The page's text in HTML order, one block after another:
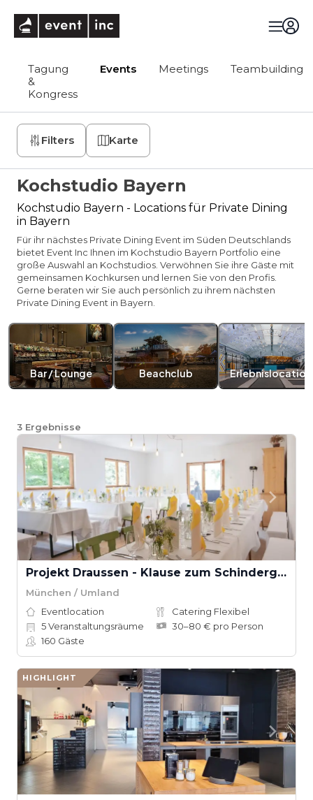
Tagung
&
Kongress
Events Meetings Teambuilding
Filters Karte
Kochstudio Bayern
Kochstudio Bayern - Locations für Private Dining
in Bayern
Für ihr nächstes Private Dining Event im Süden Deutschlands
bietet Event Inc Ihnen im Kochstudio Bayern Portfolio eine
große Auswahl an Kochstudios. Verwöhnen Sie ihre Gäste mit
gemeinsamen Kochkursen und lernen Sie von den Profis.
Gerne beraten wir Sie auch persönlich zu ihrem nächsten
Private Dining Event in Bayern.
Bar / Lounge Beachclub Erlebnislocation
3 Ergebnisse
Projekt Draussen - Klause zum Schindergraben
München / Umland
Eventlocation
Catering Flexibel
5Veranstaltungsräume
30–80 € pro Person
160 Gäste
HIGHLIGHT